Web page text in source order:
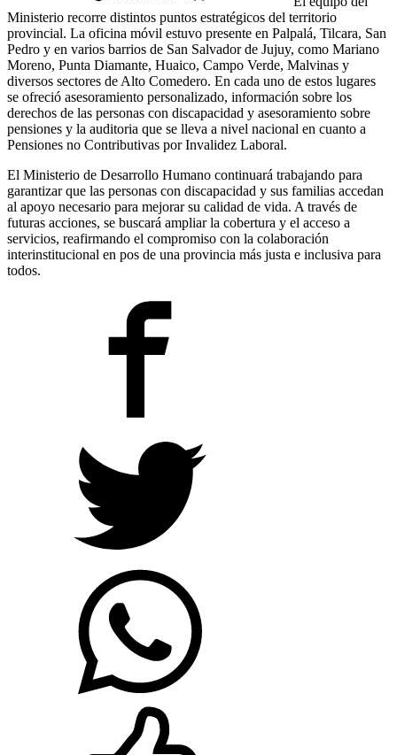
Ministerio recorre distintos puntos estratégicos del territorio
provincial. La oficina móvil estuvo presente en Palpalá, Tilcara, San
Pedro y en varios barrios de San Salvador de Jujuy, como Mariano
Moreno, Punta Diamante, Huaico, Campo Verde, Malvinas y
diversos sectores de Alto Comedero. En cada uno de estos lugares
se ofreció asesoramiento personalizado, información sobre los
derechos de las personas con discapacidad y asesoramiento sobre
pensiones y la auditoria que se lleva a nivel nacional en cuanto a
Pensiones no Contributivas por Invalidez Laboral.
El Ministerio de Desarrollo Humano continuará trabajando para
garantizar que las personas con discapacidad y sus familias accedan
al apoyo necesario para mejorar su calidad de vida. A través de
futuras acciones, se buscará ampliar la cobertura y el acceso a
servicios, reafirmando el compromiso con la colaboración
interinstitucional en pos de una provincia más justa e inclusiva para
todos.